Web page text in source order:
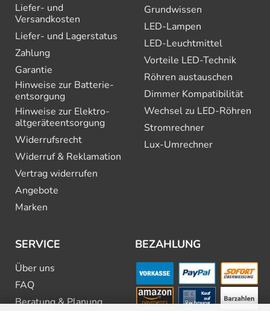
Liefer- und
Versandkosten
Liefer- und Lagerstatus
Zahlung
Garantie
Hinweise zur Batterie­
entsorgung
Hinweise zur Elektro­
altgeräte­entsorgung
Widerrufsrecht
Widerruf & Reklamation
Vertrag widerrufen
Angebote
Marken
Grundwissen
LED-Lampen
LED-Leuchtmittel
Vorteile LED-Technik
Röhren austauschen
Dimmer Kompatibilität
Wechsel zu LED-Röhren
Stromrechner
Lux-Umrechner
SERVICE
Über uns
FAQ
Beratung & Planung
BEZAHLUNG